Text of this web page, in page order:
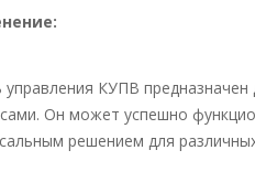
управления КУПВ предназначен
Он может успешно
решением для